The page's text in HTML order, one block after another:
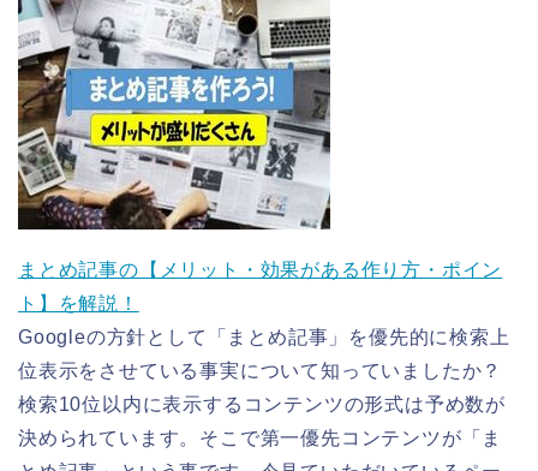
まとめ記事の【メリット・効果がある作り方・ポイン
ト】を解説！
Googleの方針として「まとめ記事」を優先的に検索上
位表示をさせている事実について知っていましたか？
検索10位以内に表示するコンテンツの形式は予め数が
決められています。そこで第一優先コンテンツが「ま